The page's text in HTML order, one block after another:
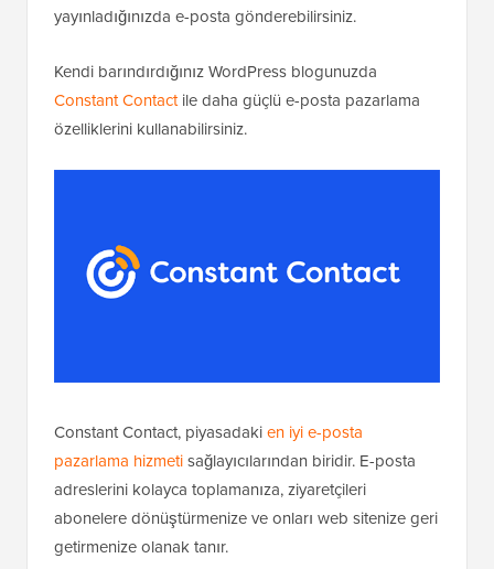
yayınladığınızda e-posta gönderebilirsiniz.
Kendi barındırdığınız WordPress blogunuzda
Constant Contactile daha güçlü e-posta pazarlama
özelliklerini kullanabilirsiniz.
Constant Contact, piyasadakien iyi e-posta
pazarlama hizmetisağlayıcılarından biridir. E-posta
adreslerini kolayca toplamanıza, ziyaretçileri
abonelere dönüştürmenize ve onları web sitenize geri
getirmenize olanak tanır.